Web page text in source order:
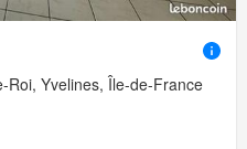
Roi, Yvelines, Île-de-France